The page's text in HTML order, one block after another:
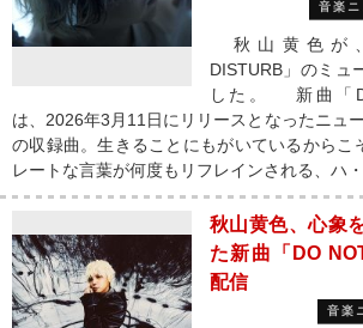
音楽ニ
秋山黄色が
DISTURB」のミュ
した。 新曲「
は、2026年3月11日にリリースとなったニュ
の収録曲。生きることにもがいているからこ
レートな言葉が何度もリフレインされる、ハ・
秋山黄色、心象
た新曲「DO
配信
音楽